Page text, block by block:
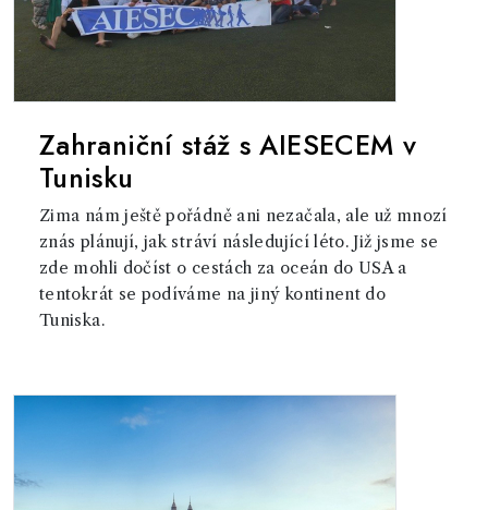
Zahraniční stáž s AIESECEM v
Tunisku
Zima nám ještě pořádně ani nezačala, ale už mnozí
znás plánují, jak stráví následující léto. Již jsme se
zde mohli dočíst o cestách za oceán do USA a
tentokrát se podíváme na jiný kontinent do
Tuniska.